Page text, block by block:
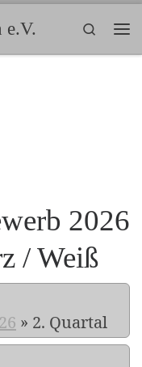
e.V.
Search
2026
/ Weiß
» 2. Quartal